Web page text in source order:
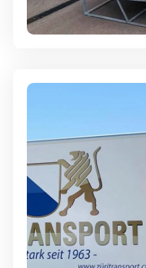
Abgabegarantie